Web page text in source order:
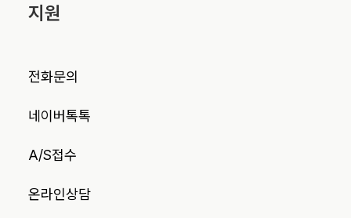
지원
전화문의
네이버톡톡
A/S접수
온라인상담